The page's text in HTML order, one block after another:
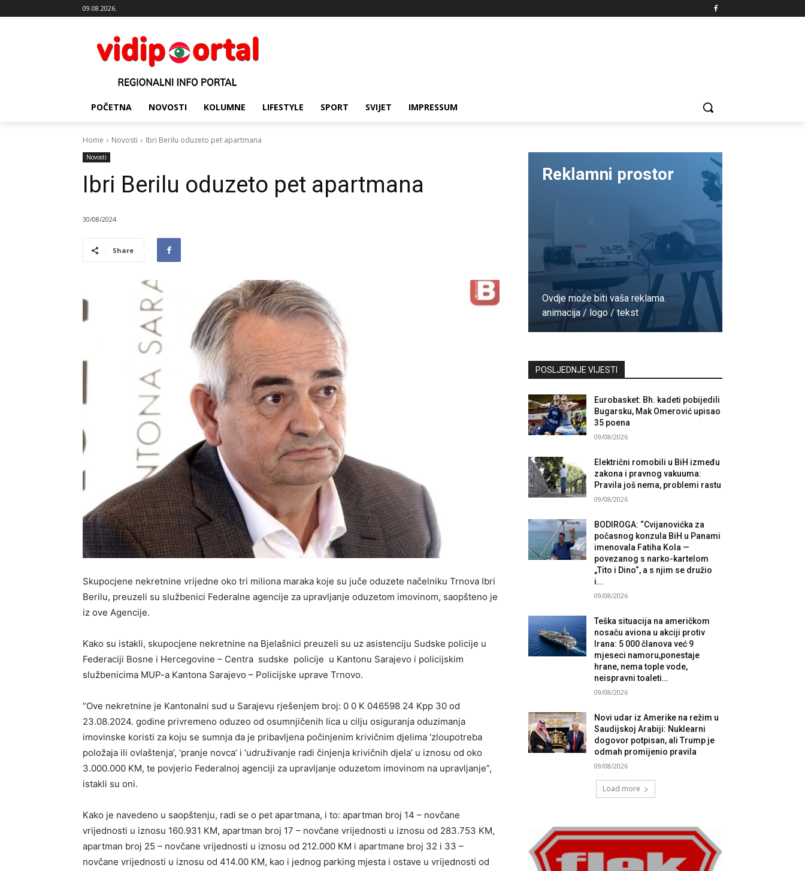
09.08.2026.
POČETNA NOVOSTI KOLUMNE LIFESTYLE SPORT SVIJET IMPRESSUM
Home Novosti Ibri Berilu oduzeto pet apartmana
Novosti
Ibri Berilu oduzeto pet apartmana
30/08/2024
Share
Skupocjene nekretnine vrijedne oko tri miliona maraka koje su juče oduzete načelniku Trnova Ibri
Berilu, preuzeli su službenici Federalne agencije za upravljanje oduzetom imovinom, saopšteno je
iz ove Agencije.
Kako su istakli, skupocjene nekretnine na Bjelašnici preuzeli su uz asistenciju Sudske policije u
Federaciji Bosne i Hercegovine – Centra sudske policije u Kantonu Sarajevo i policijskim
službenicima MUP-a Kantona Sarajevo – Policijske uprave Trnovo.
“Ove nekretnine je Kantonalni sud u Sarajevu rješenjem broj: 0 0 K 046598 24 Kpp 30 od
23.08.2024. godine privremeno oduzeo od osumnjičenih lica u cilju osiguranja oduzimanja
imovinske koristi za koju se sumnja da je pribavljena počinjenim krivičnim djelima ‘zloupotreba
položaja ili ovlaštenja’, ‘pranje novca’ i ‘udruživanje radi činjenja krivičnih djela’ u iznosu od oko
3.000.000 KM, te povjerio Federalnoj agenciji za upravljanje oduzetom imovinom na upravljanje”,
istakli su oni.
Kako je navedeno u saopštenju, radi se o pet apartmana, i to: apartman broj 14 – novčane
vrijednosti u iznosu 160.931 KM, apartman broj 17 – novčane vrijednosti u iznosu od 283.753 KM,
apartman broj 25 – novčane vrijednosti u iznosu od 212.000 KM i apartmane broj 32 i 33 –
novčane vrijednosti u iznosu od 414.00 KM, kao i jednog parking mjesta i ostave u vrijednosti od
Reklamni prostor
Ovdje može biti vaša reklama.
animacija / logo / tekst
POSLJEDNJE VIJESTI
Eurobasket: Bh. kadeti pobijedili
Bugarsku, Mak Omerović upisao
35 poena
09/08/2026
Električni romobili u BiH između
zakona i pravnog vakuuma:
Pravila još nema, problemi rastu
09/08/2026
BODIROGA: “Cvijanovićka za
počasnog konzula BiH u Panami
imenovala Fatiha Kola —
povezanog s narko-kartelom
„Tito i Dino“, a s njim se družio
i...
09/08/2026
Teška situacija na američkom
nosaču aviona u akciji protiv
Irana: 5 000 članova već 9
mjeseci namoru,ponestaje
hrane, nema tople vode,
neispravni toaleti…
09/08/2026
Novi udar iz Amerike na režim u
Saudijskoj Arabiji: Nuklearni
dogovor potpisan, ali Trump je
odmah promijenio pravila
09/08/2026
Load more